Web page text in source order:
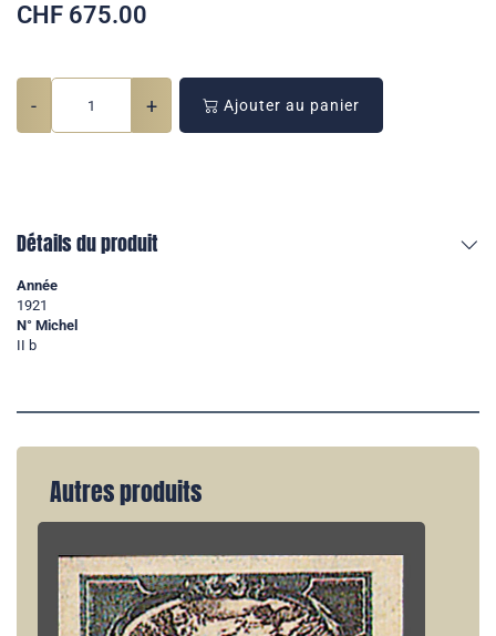
CHF 675.00
- + Ajouter au panier
Détails du produit
Année
1921
N° Michel
II b
Autres produits